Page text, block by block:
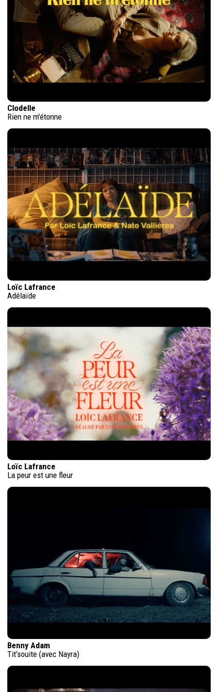
Clodelle
Rien ne m'étonne
Loïc Lafrance
Adélaïde
Loïc Lafrance
La peur est une fleur
Benny Adam
Tit'souite (avec Nayra)